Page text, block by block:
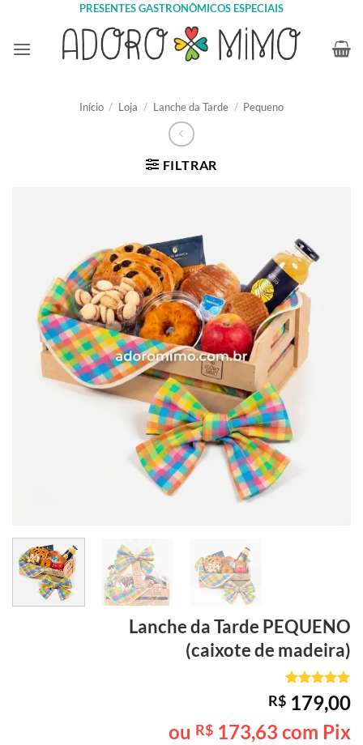
content
PRESENTES GASTRONÔMICOS ESPECIAIS
Início / Loja / Lanche da Tarde / Pequeno
FILTRAR
Lanche da Tarde PEQUENO
(caixote de madeira)
Avaliado
como5de
5, com
baseado em
1
R$ 179,00
ou R$ 173,63 com Pix